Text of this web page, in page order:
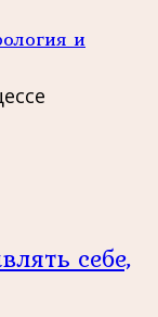
и
себе,